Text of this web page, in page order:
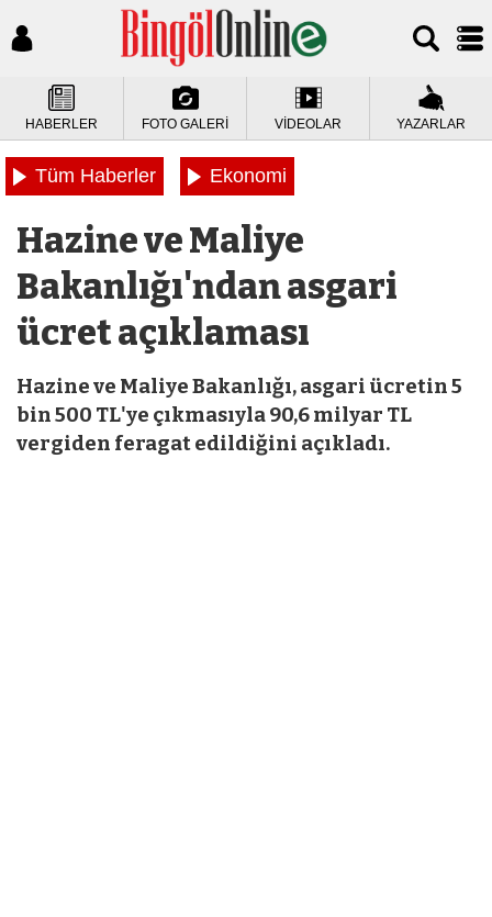
HABERLER FOTO GALERİ VİDEOLAR YAZARLAR
Tüm Haberler Ekonomi
Hazine ve Maliye
Bakanlığı'ndan asgari
ücret açıklaması
Hazine ve Maliye Bakanlığı, asgari ücretin 5
bin 500 TL'ye çıkmasıyla 90,6 milyar TL
vergiden feragat edildiğini açıkladı.